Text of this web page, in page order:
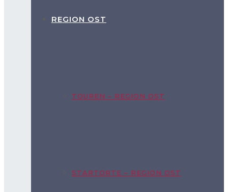
REGION OST
TOUREN – REGION OST
STARTORTE – REGION OST